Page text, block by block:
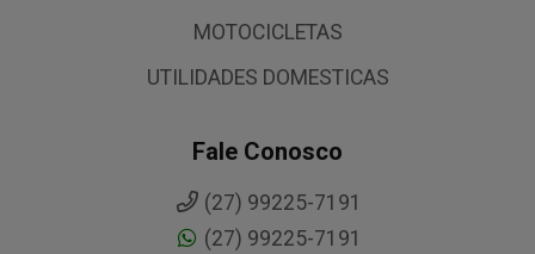
MOTOCICLETAS
UTILIDADES DOMESTICAS
Fale Conosco
(27) 99225-7191
(27) 99225-7191